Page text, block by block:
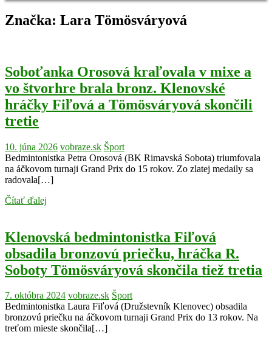
Značka: Lara Tömösváryová
Soboťanka Orosová kraľovala v mixe a
vo štvorhre brala bronz. Klenovské
hráčky Fiľová a Tömösváryová skončili
tretie
10. júna 2026 vobraze.sk Šport
Bedmintonistka Petra Orosová (BK Rimavská Sobota) triumfovala
na áčkovom turnaji Grand Prix do 15 rokov. Zo zlatej medaily sa
radovala[…]
Čítať ďalej
Klenovská bedmintonistka Fiľová
obsadila bronzovú priečku, hráčka R.
Soboty Tömösváryová skončila tiež tretia
7. októbra 2024 vobraze.sk Šport
Bedmintonistka Laura Fiľová (Družstevník Klenovec) obsadila
bronzovú priečku na áčkovom turnaji Grand Prix do 13 rokov. Na
treťom mieste skončila[…]